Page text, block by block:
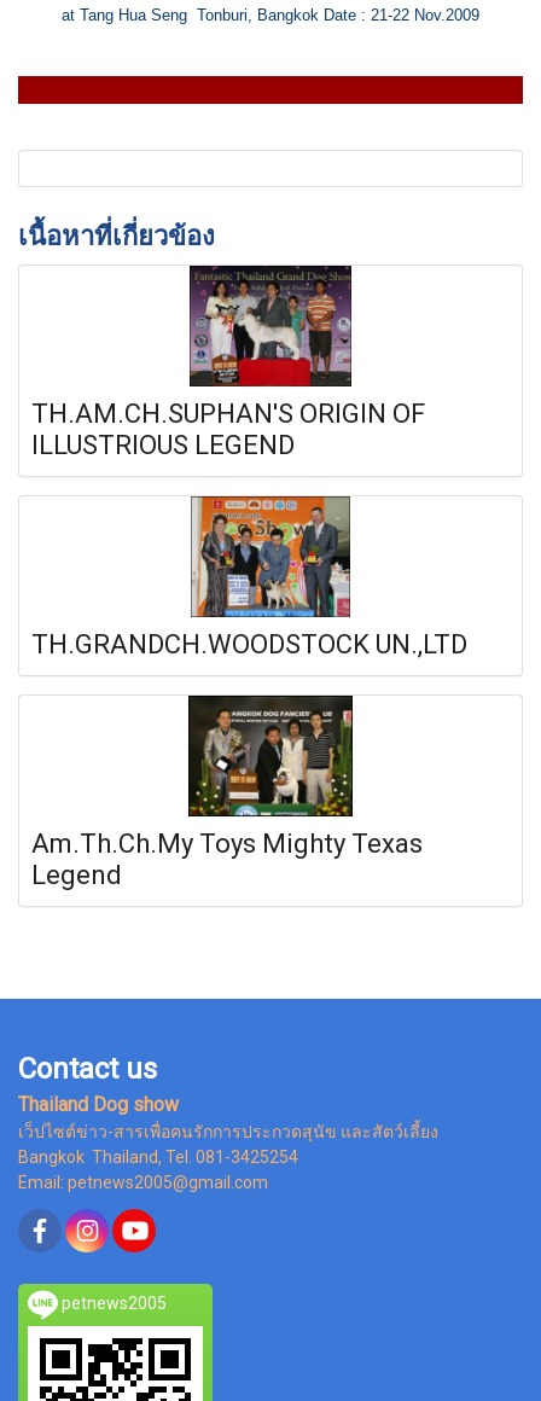
at Tang Hua Seng Tonburi, Bangkok Date : 21-22 Nov.2009
เนื้อหาที่เกี่ยวข้อง
TH.AM.CH.SUPHAN'S ORIGIN OF
ILLUSTRIOUS LEGEND
TH.GRANDCH.WOODSTOCK UN.,LTD
Am.Th.Ch.My Toys Mighty Texas
Legend
Contact us
Thailand Dog show
เว็ปไซต์ข่าว-สารเพื่อคนรักการประกวดสุนัข และสัตว์เลี้ยง
Bangkok Thailand, Tel. 081-3425254
Email: petnews2005@gmail.com
petnews2005